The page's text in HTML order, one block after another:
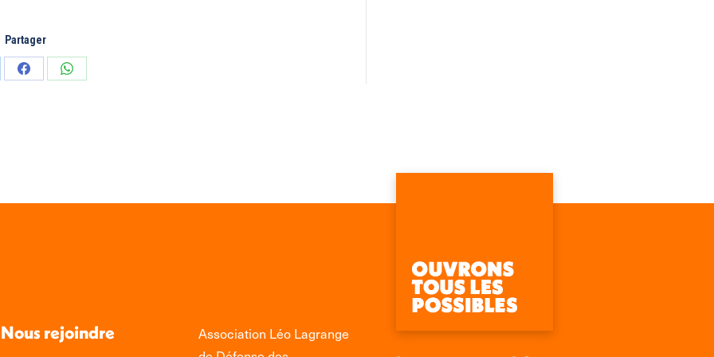
Partager
PartagerPartager
Nous rejoindre
Association Léo Lagrange